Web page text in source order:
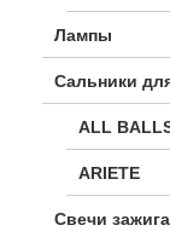
Лампы
Сальники
ALL
ARIETE
Свечи